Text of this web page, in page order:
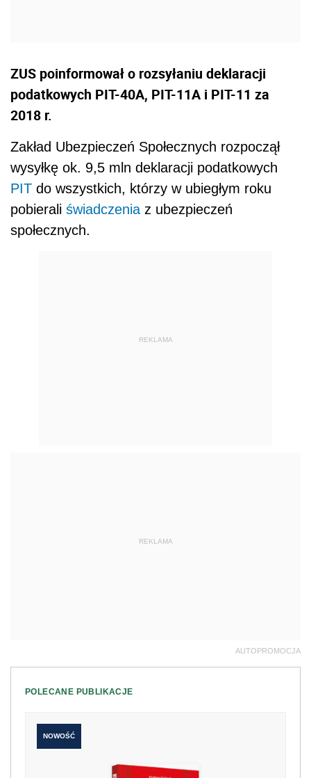
ZUS poinformował o rozsyłaniu deklaracji
podatkowych PIT-40A, PIT-11A i PIT-11 za
2018 r.
Zakład Ubezpieczeń Społecznych rozpoczął
wysyłkę ok. 9,5 mln deklaracji podatkowych
PIT do wszystkich, którzy w ubiegłym roku
pobierali świadczenia z ubezpieczeń
społecznych.
REKLAMA
REKLAMA
AUTOPROMOCJA
POLECANE PUBLIKACJE
NOWOŚĆ